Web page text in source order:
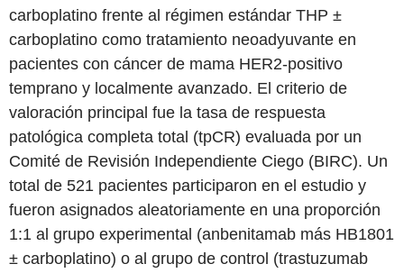
carboplatino frente al régimen estándar THP ±
carboplatino como tratamiento neoadyuvante en
pacientes con cáncer de mama HER2-positivo
temprano y localmente avanzado. El criterio de
valoración principal fue la tasa de respuesta
patológica completa total (tpCR) evaluada por un
Comité de Revisión Independiente Ciego (BIRC). Un
total de 521 pacientes participaron en el estudio y
fueron asignados aleatoriamente en una proporción
1:1 al grupo experimental (anbenitamab más HB1801
± carboplatino) o al grupo de control (trastuzumab